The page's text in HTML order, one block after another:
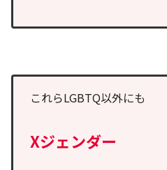
これらLGBTQ以外にも
Xジェンダー